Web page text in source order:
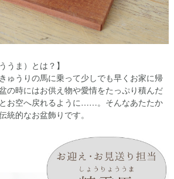
うま）とは？】
ゅうりの馬に乗って少しでも早くお家に帰
の時にはお供え物や愛情をたっぷり積んだ
お空へ戻れるように……。そんなあたたか
統的なお盆飾りです。